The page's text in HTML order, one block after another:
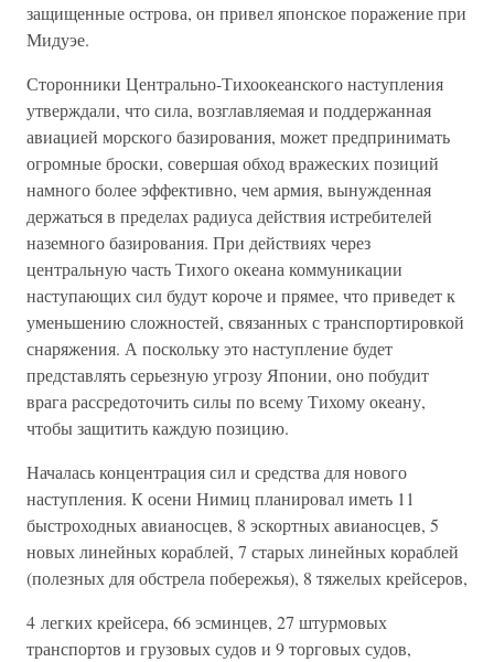
защищенные острова, он привел японское поражение при
Мидуэе.
Сторонники Центрально-Тихоокеанского наступления
утверждали, что сила, возглавляемая и поддержанная
авиацией морского базирования, может предпринимать
огромные броски, совершая обход вражеских позиций
намного более эффективно, чем армия, вынужденная
держаться в пределах радиуса действия истребителей
наземного базирования. При действиях через
центральную часть Тихого океана коммуникации
наступающих сил будут короче и прямее, что приведет к
уменьшению сложностей, связанных с транспортировкой
снаряжения. А поскольку это наступление будет
представлять серьезную угрозу Японии, оно побудит
врага рассредоточить силы по всему Тихому океану,
чтобы защитить каждую позицию.
Началась концентрация сил и средства для нового
наступления. К осени Нимиц планировал иметь 11
быстроходных авианосцев, 8 эскортных авианосцев, 5
новых линейных кораблей, 7 старых линейных кораблей
(полезных для обстрела побережья), 8 тяжелых крейсеров,
4 легких крейсера, 66 эсминцев, 27 штурмовых
транспортов и грузовых судов и 9 торговых судов,